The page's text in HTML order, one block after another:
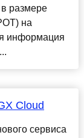
размере
на
информация
Cloud
сервиса